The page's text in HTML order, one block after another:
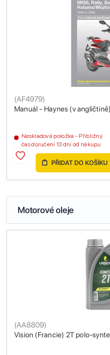
Manuál - Haynes (v angličtině)
(AF4979)
Neskladová položka - Přibližný
čas doručení 13 dní od nákupu
PŘIDAT DO KOŠÍKU
Motorové oleje
Vision (Francie) 2T polo-
(AA8809)